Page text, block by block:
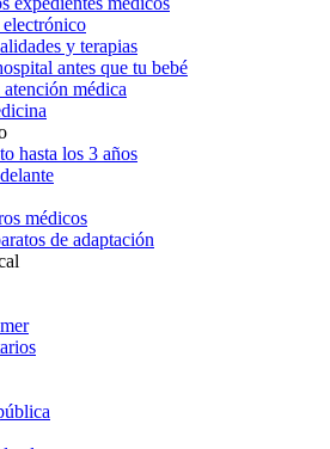
y terapias
antes que tu bebé
médica
hasta los 3 años
médicos
de adaptación